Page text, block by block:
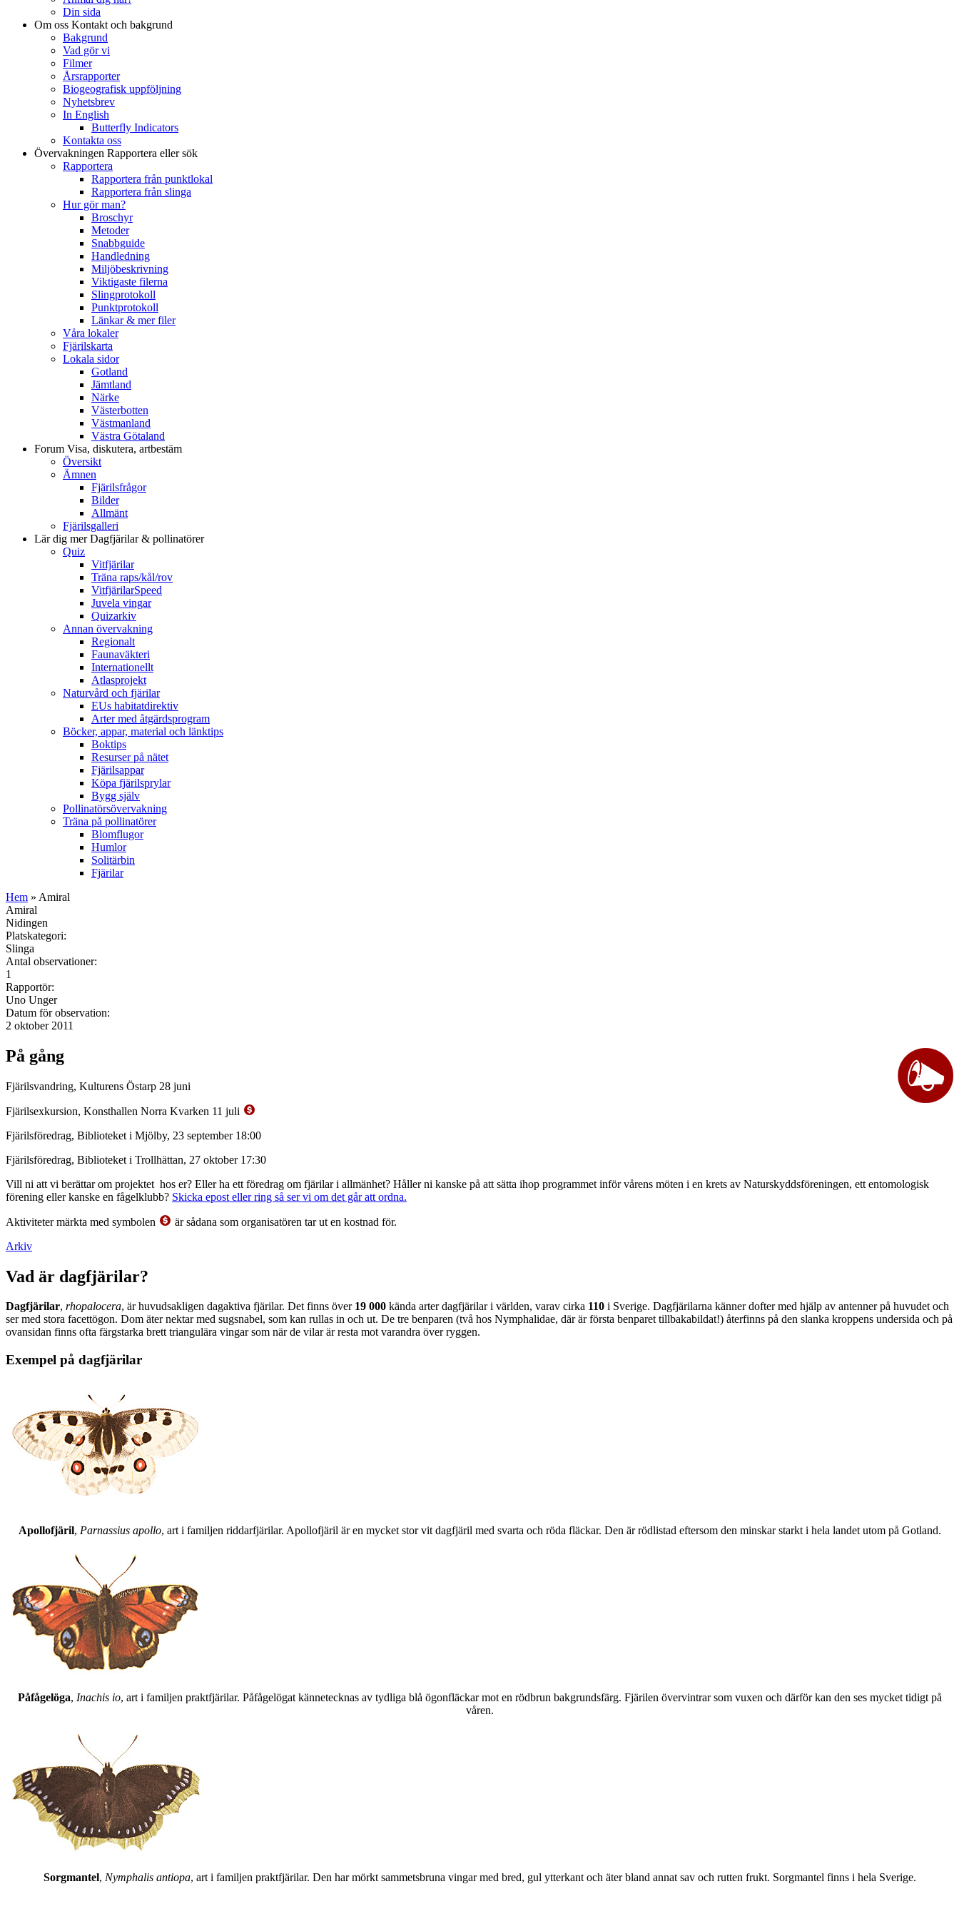
Din sida
Om oss Kontakt och bakgrund
Bakgrund
Vad gör vi
Filmer
Årsrapporter
Biogeografisk uppföljning
Nyhetsbrev
In English
Butterfly Indicators
Kontakta oss
Övervakningen Rapportera eller sök
Rapportera
Rapportera från punktlokal
Rapportera från slinga
Hur gör man?
Broschyr
Metoder
Snabbguide
Handledning
Miljöbeskrivning
Viktigaste filerna
Slingprotokoll
Punktprotokoll
Länkar & mer filer
Våra lokaler
Fjärilskarta
Lokala sidor
Gotland
Jämtland
Närke
Västerbotten
Västmanland
Västra Götaland
Forum Visa, diskutera, artbestäm
Översikt
Ämnen
Fjärilsfrågor
Bilder
Allmänt
Fjärilsgalleri
Lär dig merDagfjärilar & pollinatörer
Quiz
Vitfjärilar
Träna raps/kål/rov
VitfjärilarSpeed
Juvela vingar
Quizarkiv
Annan övervakning
Regionalt
Faunaväkteri
Internationellt
Atlasprojekt
Naturvård och fjärilar
EUs habitatdirektiv
Arter med åtgärdsprogram
Böcker, appar, material och länktips
Boktips
Resurser på nätet
Fjärilsappar
Köpa fjärilsprylar
Bygg själv
Pollinatörsövervakning
Träna på pollinatörer
Blomflugor
Humlor
Solitärbin
Fjärilar
Hem » Amiral
Amiral
Nidingen
Platskategori:
Slinga
Antal observationer:
1
Rapportör:
Uno Unger
Datum för observation:
2 oktober 2011
På gång
Fjärilsvandring, Kulturens Östarp 28 juni
Fjärilsexkursion, Konsthallen Norra Kvarken 11 juli
Fjärilsföredrag, Biblioteket i Mjölby, 23 september 18:00
Fjärilsföredrag, Biblioteket i Trollhättan, 27 oktober 17:30
Vill ni att vi berättar om projektet hos er? Eller ha ett föredrag om fjärilar i allmänhet? Håller ni kanske på att sätta ihop programmet inför vårens möten i en krets av Naturskyddsföreningen, ett entomologisk
förening eller kanske en fågelklubb? Skicka epost eller ring så ser vi om det går att ordna.
Aktiviteter märkta med symbolen
är sådana som organisatören tar ut en kostnad för.
Arkiv
Vad är dagfjärilar?
Dagfjärilar, rhopalocera, är huvudsakligen dagaktiva fjärilar. Det finns över 19 000 kända arter dagfjärilar i världen, varav cirka 110 i Sverige. Dagfjärilarna känner dofter med hjälp av antenner på huvudet och
ser med stora facettögon. Dom äter nektar med sugsnabel, som kan rullas in och ut. De tre benparen (två hos Nymphalidae, där är första benparet tillbakabildat!) återfinns på den slanka kroppens undersida och på
ovansidan finns ofta färgstarka brett triangulära vingar som när de vilar är resta mot varandra över ryggen.
Exempel på dagfjärilar
Apollofjäril, Parnassius apollo, art i familjen riddarfjärilar. Apollofjäril är en mycket stor vit dagfjäril med svarta och röda fläckar. Den är rödlistad eftersom den minskar starkt i hela landet utom på Gotland.
Påfågelöga, Inachis io, art i familjen praktfjärilar. Påfågelögat kännetecknas av tydliga blå ögonfläckar mot en rödbrun bakgrundsfärg. Fjärilen övervintrar som vuxen och därför kan den ses mycket tidigt på
våren.
Sorgmantel, Nymphalis antiopa, art i familjen praktfjärilar. Den har mörkt sammetsbruna vingar med bred, gul ytterkant och äter bland annat sav och rutten frukt. Sorgmantel finns i hela Sverige.